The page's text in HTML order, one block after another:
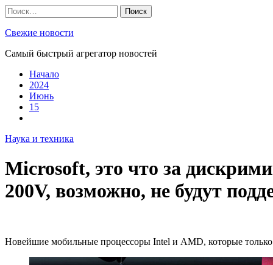
Skip
to
content
Найти:
Свежие новости
Самый быстрый агрегатор новостей
Начало
2024
Июнь
15
Наука и техника
Microsoft, это что за
200V, возможно, не будут
Новейшие мобильные процессоры Intel и AMD, которые